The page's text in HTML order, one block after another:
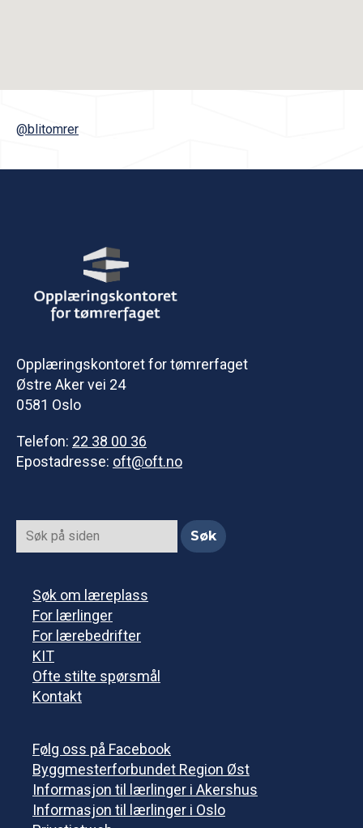
@blitomrer
Opplæringskontoret for tømrerfaget
Østre Aker vei 24
0581 Oslo
Telefon: 22 38 00 36
Epostadresse: oft@oft.no
Søk om læreplass
For lærlinger
For lærebedrifter
KIT
Ofte stilte spørsmål
Kontakt
Følg oss på Facebook
Byggmesterforbundet Region Øst
Informasjon til lærlinger i Akershus
Informasjon til lærlinger i Oslo